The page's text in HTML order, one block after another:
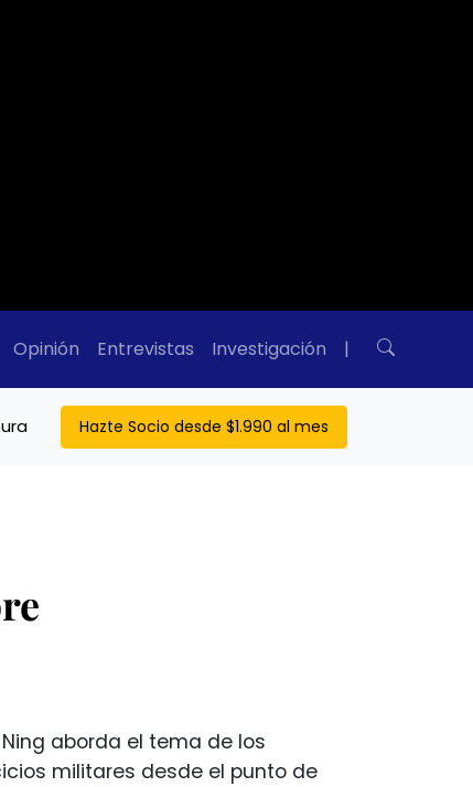
Opinión Entrevistas Investigación |
Hazte Socio desde $1.990 al mes
aborda el tema de los
militares desde el punto de